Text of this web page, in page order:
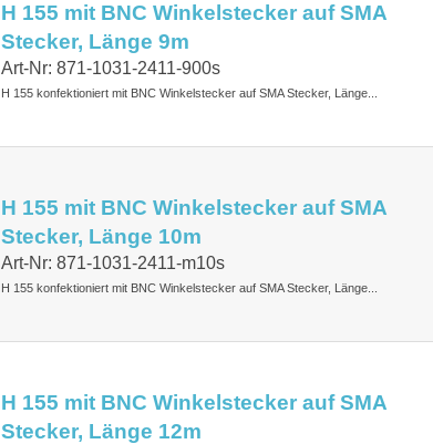
H 155 mit BNC Winkelstecker auf SMA
Stecker, Länge 9m
Art-Nr: 871-1031-2411-900s
H 155 konfektioniert mit BNC Winkelstecker auf SMA Stecker, Länge...
H 155 mit BNC Winkelstecker auf SMA
Stecker, Länge 10m
Art-Nr: 871-1031-2411-m10s
H 155 konfektioniert mit BNC Winkelstecker auf SMA Stecker, Länge...
H 155 mit BNC Winkelstecker auf SMA
Stecker, Länge 12m